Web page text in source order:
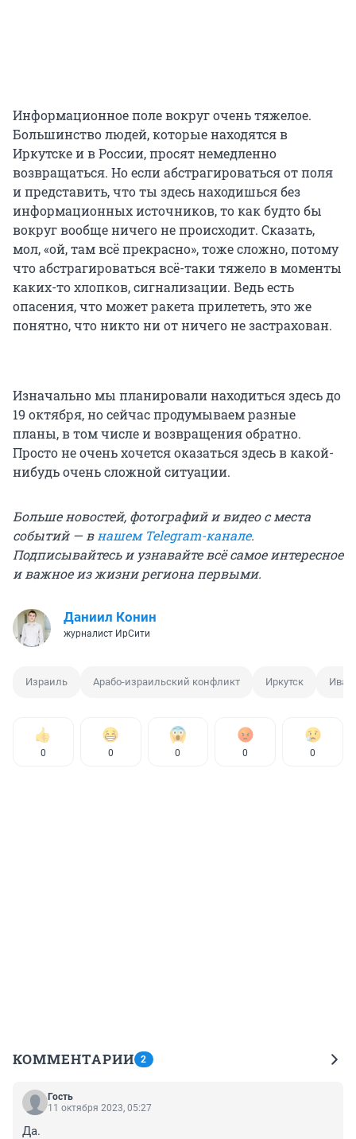
Информационное поле вокруг очень тяжелое.
Большинство людей, которые находятся в
Иркутске и в России, просят немедленно
возвращаться. Но если абстрагироваться от поля
и представить, что ты здесь находишься без
информационных источников, то как будто бы
вокруг вообще ничего не происходит. Сказать,
мол, «ой, там всё прекрасно», тоже сложно, потому
что абстрагироваться всё-таки тяжело в моменты
каких-то хлопков, сигнализации. Ведь есть
опасения, что может ракета прилететь, это же
понятно, что никто ни от ничего не застрахован.
Изначально мы планировали находиться здесь до
19 октября, но сейчас продумываем разные
планы, в том числе и возвращения обратно.
Просто не очень хочется оказаться здесь в какой-
нибудь очень сложной ситуации.
Больше новостей, фотографий и видео с места
событий — в нашем Telegram-канале.
Подписывайтесь и узнавайте всё самое интересное
и важное из жизни региона первыми.
Даниил Конин
журналист ИрСити
Израиль Арабо-израильский конфликт Иркутск Иван
0 0 0 0 0
КОММЕНТАРИИ 2
Гость
11 октября 2023, 05:27
Да.